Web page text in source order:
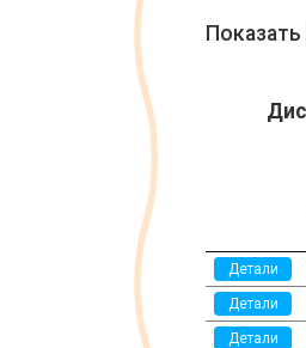
Показать
Детали
Детали
Детали